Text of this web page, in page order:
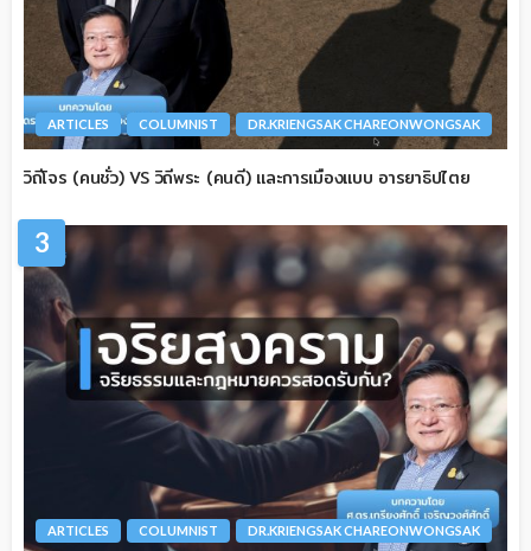
ARTICLES COLUMNIST DR.KRIENGSAK CHAREONWONGSAK
วิถีโจร (คนชั่ว) VS วิถีพระ (คนดี) และการเมืองแบบ อารยาธิปไตย
3
ARTICLES COLUMNIST DR.KRIENGSAK CHAREONWONGSAK